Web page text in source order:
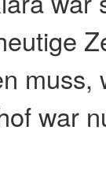
muss,
war